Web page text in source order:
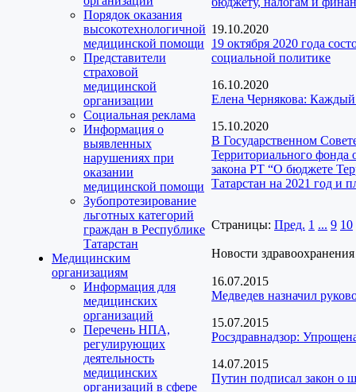
Порядок оказания
высокотехнологичной
медицинской помощи
Представители
страховой
медицинской
организации
Социальная реклама
Информация о
выявленных
нарушениях при
оказании
медицинской помощи
Зубопротезирование
льготных категорий
граждан в Республике
Татарстан
Медицинским
организациям
Информация для
медицинских
организаций
Перечень НПА,
регулирующих
деятельность
медицинских
организаций в сфере
19.10.2020
19 октября 2020 года
социальной политике
16.10.2020
Елена Чернякова: Каждый
15.10.2020
В Государственном
Территориального фонда
закона РТ “О бюджете
Татарстан на 2021 год и
Страницы: Пред. 1 ... 9 10
Новости здравоохранения
16.07.2015
Медведев назначил
15.07.2015
Росздравнадзор:
14.07.2015
Путин подписал закон о